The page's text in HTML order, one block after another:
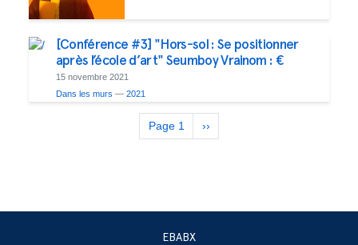
[Conférence #3] "Hors-sol : Se positionner
après l’école d’art" Seumboy Vrainom : €
15 novembre 2021
Dans les murs — 2021
Pagination
Page 1
Page
suivante
››
EBABX